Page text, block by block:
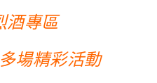
酒專區
場精彩活動